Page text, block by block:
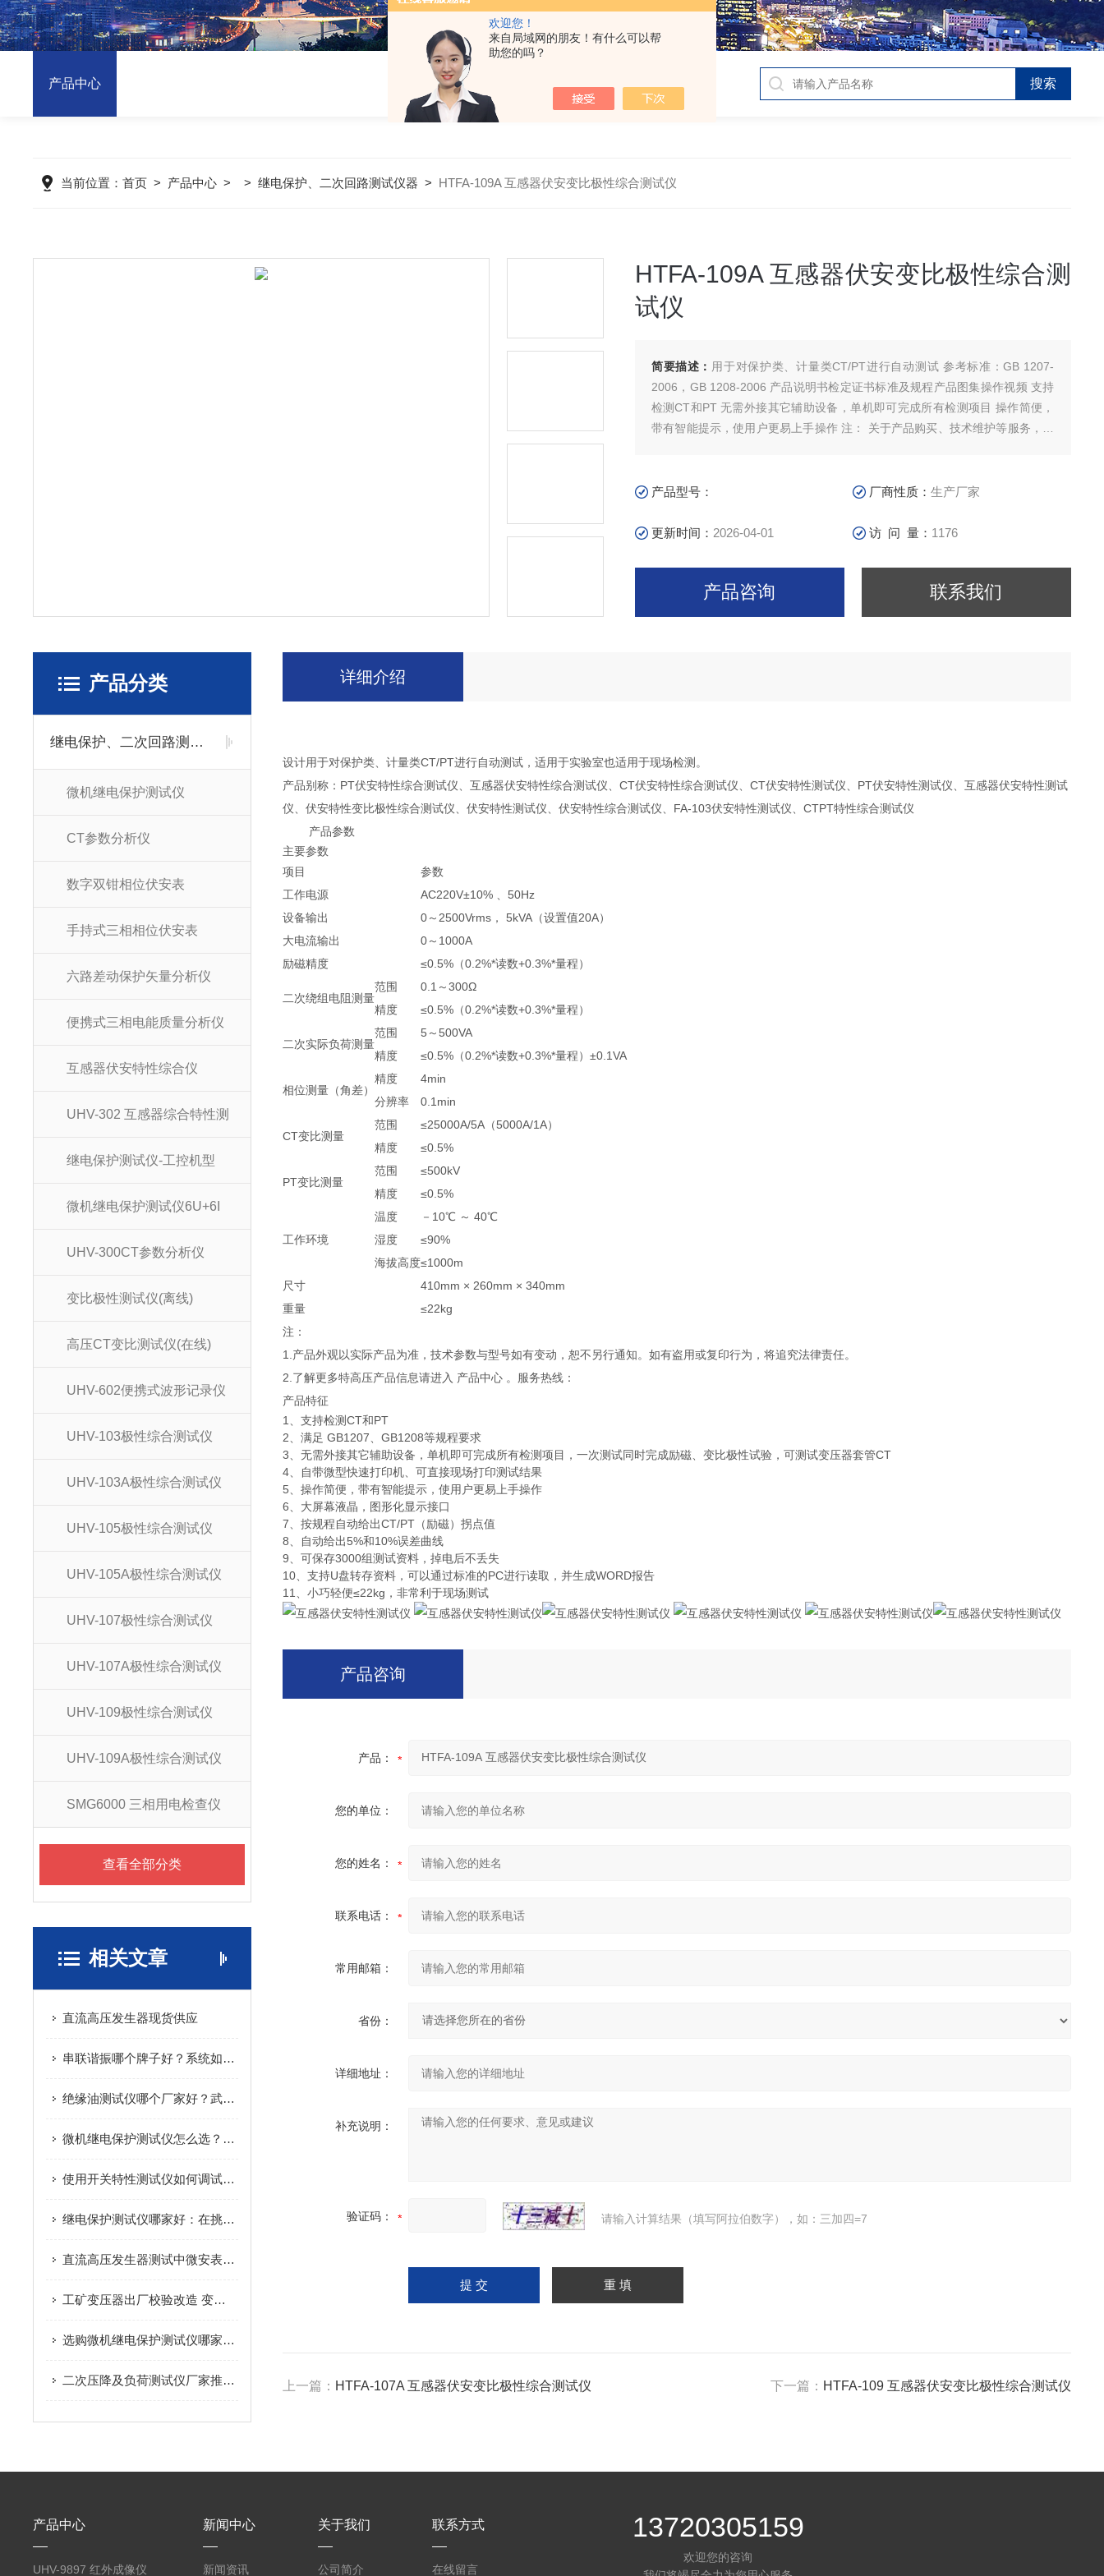
欢迎您！
来自局域网的朋友！有什么可以帮
助您的吗？
产品中心
当前位置：首页 > 产品中心 > >继电保护、二次回路测试仪器 > HTFA-109A 互感器伏安变比极性综合测试仪
HTFA-109A 互感器伏安变比极性综合测
试仪
简要描述： 用于对保护类、计量类CT/PT进行自动测试 参考标准：GB 1207-
2006，GB 1208-2006 产品说明书检定证书标准及规程产品图集操作视频 支持
检测CT和PT 无需外接其它辅助设备，单机即可完成所有检测项目 操作简便，
带有智能提示，使用户更易上手操作 注： 关于产品购买、技术维护等服务，欢
产品型号： 厂商性质：生产厂家
更新时间： 2026-04-01 访 问 量： 1176
产品咨询 联系我们
产品分类
继电保护、二次回路测试仪器
微机继电保护测试仪
CT参数分析仪
数字双钳相位伏安表
手持式三相相位伏安表
六路差动保护矢量分析仪
便携式三相电能质量分析仪
互感器伏安特性综合仪
UHV-302 互感器综合特性测
继电保护测试仪-工控机型
微机继电保护测试仪6U+6I
UHV-300CT参数分析仪
变比极性测试仪(离线)
高压CT变比测试仪(在线)
UHV-602便携式波形记录仪
UHV-103极性综合测试仪
UHV-103A极性综合测试仪
UHV-105极性综合测试仪
UHV-105A极性综合测试仪
UHV-107极性综合测试仪
UHV-107A极性综合测试仪
UHV-109极性综合测试仪
UHV-109A极性综合测试仪
SMG6000 三相用电检查仪
查看全部分类
相关文章
直流高压发生器现货供应
串联谐振哪个牌子好？系统如何实现大容量耐压的轻量化与高效化
绝缘油测试仪哪个厂家好？武汉特高压用现场应用数据给出参考
微机继电保护测试仪怎么选？武汉双雄实用选型建议获用户认可！
使用开关特性测试仪如何调试高压断路器并判断故障
继电保护测试仪哪家好：在挑选测试仪时，可以关注哪些技术与服务细节？
直流高压发生器测试中微安表的选择与使用
工矿变压器出厂校验改造 变压器测试台工况选型与合规解析
选购微机继电保护测试仪哪家专业？化工企业选武汉特高压
二次压降及负荷测试仪厂家推荐：精准测量与现场效率的平衡
详细介绍
设计用于对保护类、计量类CT/PT进行自动测试，适用于实验室也适用于现场检测。
产品别称：PT伏安特性综合测试仪、互感器伏安特性综合测试仪、CT伏安特性综合测试仪、CT伏安特性测试仪、PT伏安特性测试仪、互感器伏安特性测试
仪、伏安特性变比极性综合测试仪、伏安特性测试仪、伏安特性综合测试仪、FA-103伏安特性测试仪、CTPT特性综合测试仪
产品参数
主要参数
项目
参数
工作电源
AC220V±10% 、50Hz
设备输出
0～2500Vrms， 5kVA（设置值20A）
大电流输出
0～1000A
励磁精度
≤0.5%（0.2%*读数+0.3%*量程）
二次绕组电阻测量
范围
0.1～300Ω
精度
≤0.5%（0.2%*读数+0.3%*量程）
二次实际负荷测量
范围
5～500VA
精度
≤0.5%（0.2%*读数+0.3%*量程）±0.1VA
相位测量（角差）
精度
4min
分辨率
0.1min
CT变比测量
范围
≤25000A/5A（5000A/1A）
精度
≤0.5%
PT变比测量
范围
≤500kV
精度
≤0.5%
工作环境
温度
－10℃ ～ 40℃
湿度
≤90%
海拔高度≤1000m
尺寸
410mm × 260mm × 340mm
重量
≤22kg
注：
1.产品外观以实际产品为准，技术参数与型号如有变动，恕不另行通知。如有盗用或复印行为，将追究法律责任。
2.了解更多特高压产品信息请进入 产品中心 。服务热线：
产品特征
1、支持检测CT和PT
2、满足 GB1207、GB1208等规程要求
3、无需外接其它辅助设备，单机即可完成所有检测项目，一次测试同时完成励磁、变比极性试验，可测试变压器套管CT
4、自带微型快速打印机、可直接现场打印测试结果
5、操作简便，带有智能提示，使用户更易上手操作
6、大屏幕液晶，图形化显示接口
7、按规程自动给出CT/PT（励磁）拐点值
8、自动给出5%和10%误差曲线
9、可保存3000组测试资料，掉电后不丢失
10、支持U盘转存资料，可以通过标准的PC进行读取，并生成WORD报告
11、小巧轻便≤22kg，非常利于现场测试
产品咨询
产品：
您的单位：
您的姓名：
联系电话：
常用邮箱：
省份：
详细地址：
补充说明：
验证码： 请输入计算结果（填写阿拉伯数字），如：三加四=7
上一篇： HTFA-107A 互感器伏安变比极性综合测试仪 下一篇： HTFA-109 互感器伏安变比极性综合测试仪
产品中心
UHV-9897 红外成像仪
新闻中心
新闻资讯
关于我们
公司简介
联系方式
在线留言
13720305159
欢迎您的咨询